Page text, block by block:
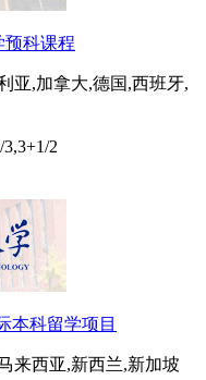
预科课程
亚,加拿大,德国,西班牙,
2
本科留学项目
来西亚,新西兰,新加坡